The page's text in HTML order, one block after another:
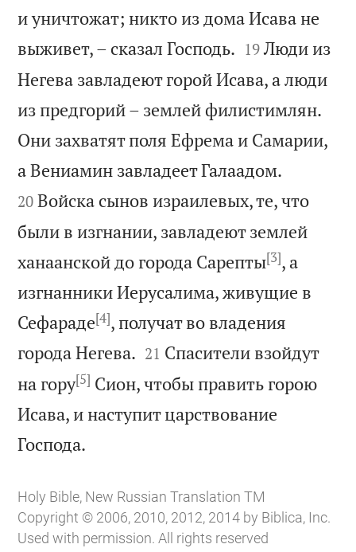
и уничтожат; никто из дома Исава не
выживет, – сказал Господь. 

19 Люди из
Негева завладеют горой Исава, а люди
из предгорий – землей филистимлян.
Они захватят поля Ефрема и Самарии,
а Вениамин завладеет Галаадом.
20 Войска сынов израилевых, те, что
были в изгнании, завладеют землей
ханаанской до города Сарепты[3], а
изгнанники Иерусалима, живущие в
Сефараде[4], получат во владения
города Негева. 

21 Спасители взойдут
на гору[5] Сион, чтобы править горою
Исава, и наступит царствование
Господа.
Holy Bible, New Russian Translation TM
Copyright © 2006, 2010, 2012, 2014 by Biblica, Inc.
Used with permission. All rights reserved